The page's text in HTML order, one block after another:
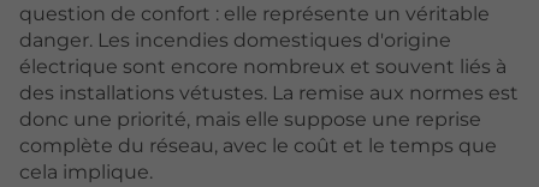
question de confort : elle représente un véritable
danger. Les incendies domestiques d'origine
électrique sont encore nombreux et souvent liés à
des installations vétustes. La remise aux normes est
donc une priorité, mais elle suppose une reprise
complète du réseau, avec le coût et le temps que
cela implique.